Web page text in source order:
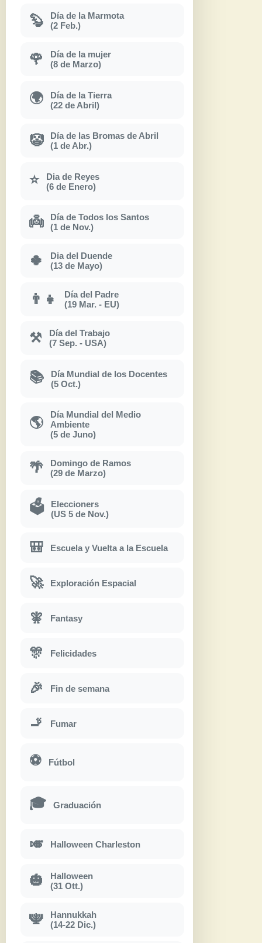
🦫
Día de la Marmota
(2 Feb.)
🌹
Día de la mujer
(8 de Marzo)
🌍
Día de la Tierra
(22 de Abril)
🤡
Día de las Bromas de Abril
(1 de Abr.)
⭐
Dia de Reyes
(6 de Enero)
👼
Día de Todos los Santos
(1 de Nov.)
🍀
Dia del Duende
(13 de Mayo)
👨‍👧
Día del Padre
(19 Mar. - EU)
⚒
Día del Trabajo
(7 Sep. - USA)
📚
Día Mundial de los Docentes
(5 Oct.)
🌎
Día Mundial del Medio
Ambiente
(5 de Juno)
🌴
Domingo de Ramos
(29 de Marzo)
🗳
Eleccioners
(US 5 de Nov.)
🎒 Escuela y Vuelta a la Escuela
🚀 Exploración Espacial
🧚 Fantasy
🎊 Felicidades
🎉 Fin de semana
🚬 Fumar
⚽ Fútbol
🎓 Graduación
🎺 Halloween Charleston
🎃
Halloween
(31 Ott.)
🕎
Hannukkah
(14-22 Dic.)